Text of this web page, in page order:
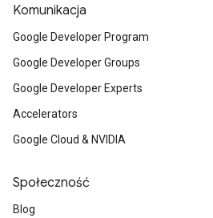
Komunikacja
Google Developer Program
Google Developer Groups
Google Developer Experts
Accelerators
Google Cloud & NVIDIA
Społeczność
Blog